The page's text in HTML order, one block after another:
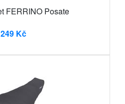
FERRINO Posate
249 Kč